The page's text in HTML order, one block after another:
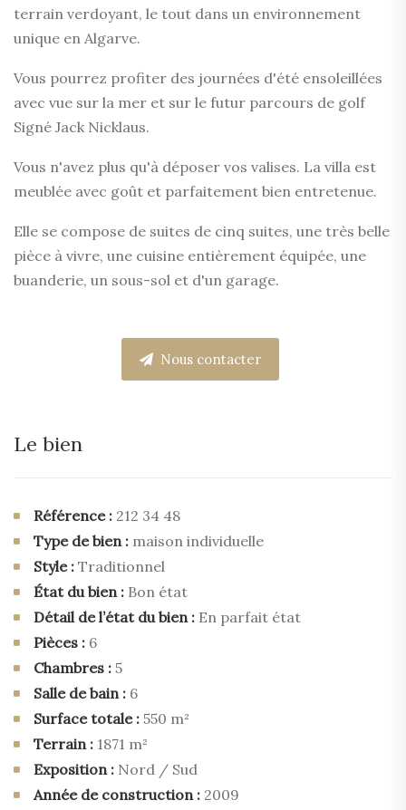
terrain verdoyant, le tout dans un environnement
unique en Algarve.
Vous pourrez profiter des journées d'été ensoleillées
avec vue sur la mer et sur le futur parcours de golf
Signé Jack Nicklaus.
Vous n'avez plus qu'à déposer vos valises. La villa est
meublée avec goût et parfaitement bien entretenue.
Elle se compose de suites de cinq suites, une très belle
pièce à vivre, une cuisine entièrement équipée, une
buanderie, un sous-sol et d'un garage.
Nous contacter
Le bien
Référence : 212 34 48
Type de bien : maison individuelle
Style : Traditionnel
État du bien : Bon état
Détail de l’état du bien : En parfait état
Pièces : 6
Chambres : 5
Salle de bain : 6
Surface totale : 550 m²
Terrain : 1871 m²
Exposition : Nord / Sud
Année de construction : 2009